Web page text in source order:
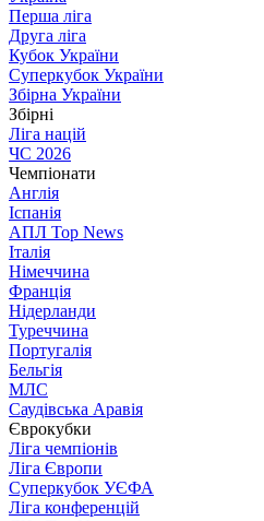
Перша ліга
Друга ліга
Кубок України
Суперкубок України
Збірна України
Збірні
Ліга націй
ЧС 2026
Чемпіонати
Англія
Іспанія
АПЛ Top News
Італія
Німеччина
Франція
Нідерланди
Туреччина
Португалія
Бельгія
МЛС
Саудівська Аравія
Єврокубки
Ліга чемпіонів
Ліга Європи
Суперкубок УЄФА
Ліга конференцій